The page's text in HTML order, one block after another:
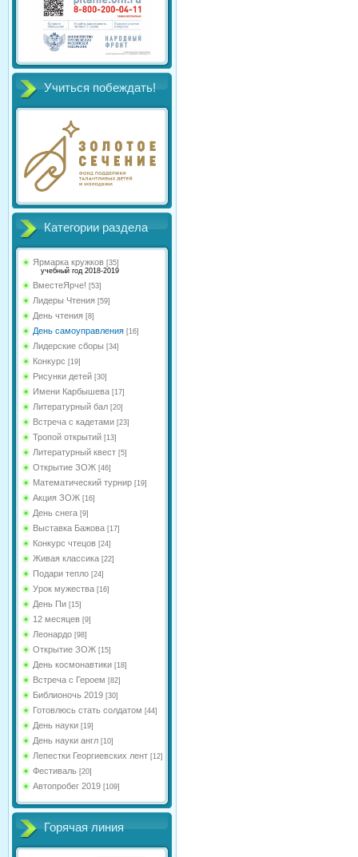
Учиться побеждать!
Категории раздела
Ярмарка кружков [35]
учебный год 2018-2019
ВместеЯрче! [53]
Лидеры Чтения [59]
День чтения [8]
День самоуправления [16]
Лидерские сборы [34]
Конкурс [19]
Рисунки детей [30]
Имени Карбышева [17]
Литературный бал [20]
Встреча с кадетами [23]
Тропой открытий [13]
Литературный квест [5]
Открытие ЗОЖ [46]
Математический турнир [19]
Акция ЗОЖ [16]
День снега [9]
Выставка Бажова [17]
Конкурс чтецов [24]
Живая классика [22]
Подари тепло [24]
Урок мужества [16]
День Пи [15]
12 месяцев [9]
Леонардо [98]
Открытие ЗОЖ [15]
День космонавтики [18]
Встреча с Героем [82]
Библионочь 2019 [30]
Готовлюсь стать солдатом [44]
День науки [19]
День науки англ [10]
Лепестки Георгиевских лент [12]
Фестиваль [20]
Автопробег 2019 [109]
Горячая линия